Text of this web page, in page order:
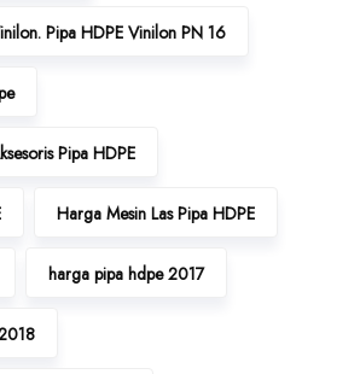
Pipa HDPE Vinilon PN 16
Pipa HDPE
Harga Mesin Las Pipa HDPE
harga pipa hdpe 2017